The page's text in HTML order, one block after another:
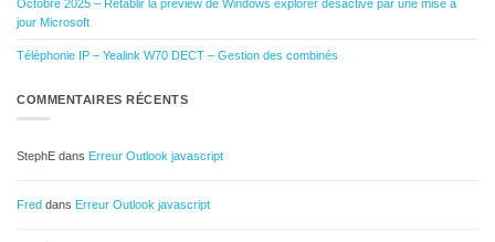
Octobre 2025 – Rétablir la preview de Windows explorer désactivé par une mise à
jour Microsoft
Téléphonie IP – Yealink W70 DECT – Gestion des combinés
COMMENTAIRES RÉCENTS
StephE dans Erreur Outlook javascript
Fred dans Erreur Outlook javascript